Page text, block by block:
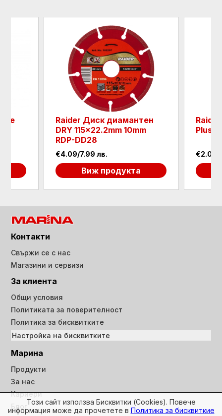
Raider Диск диамантен
DRY 115x22.2mm 10mm
RDP-DD28
€4.09/7.99 лв.
Виж продукта
Plus
€2.05/
Контакти
Свържи се с нас
Магазини и сервизи
За клиента
Общи условия
Политиката за поверителност
Политика за бисквитките
Настройка на бисквитките
Марина
Продукти
За нас
Кариери
Блог
Този сайт използва Бисквитки (Cookies). Повече
информация може да прочетете в Политика за бисквиткие